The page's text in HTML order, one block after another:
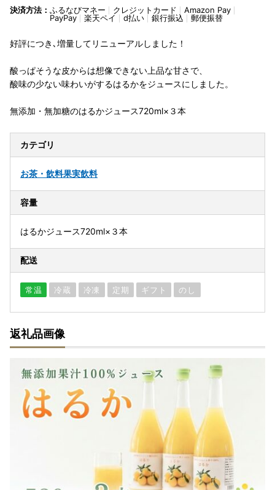
決済方法： ふるなびマネー クレジットカード
Amazon Pay
PayPay
楽天ペイ d払い 銀行振込 郵便振替
好評につき､増量してリニューアルしました！
酸っぱそうな皮からは想像できない上品な甘さで、
酸味の少ない味わいがするはるかをジュースにしました。
無添加・無加糖のはるかジュース720ml×３本
カテゴリ
お茶・飲料果実飲料
容量
はるかジュース720ml×３本
配送
常温 冷蔵 冷凍 定期 ギフト のし
返礼品画像